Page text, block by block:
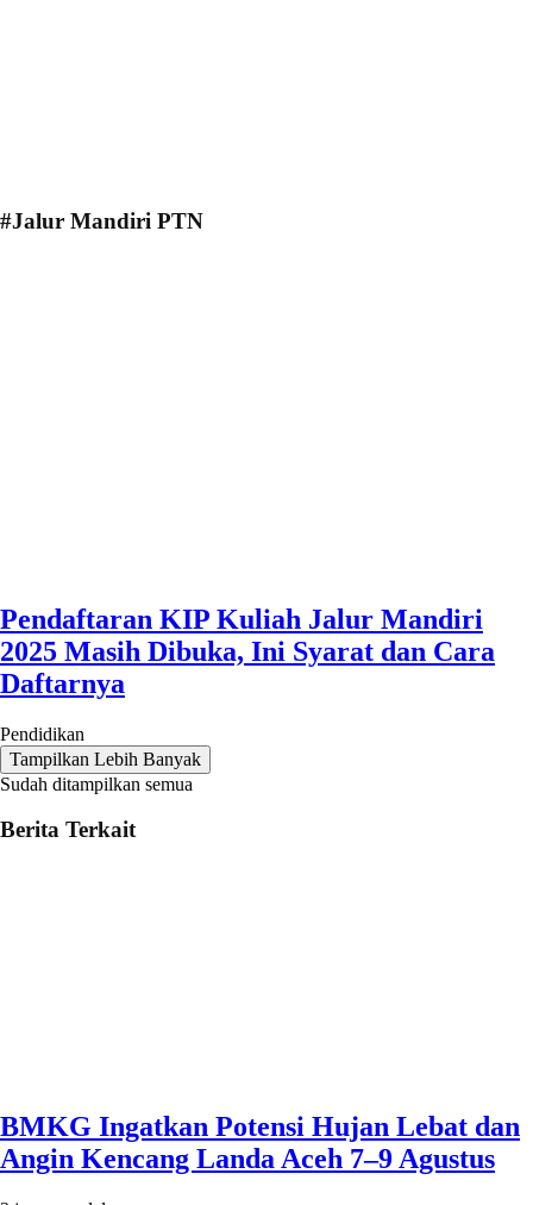
#Jalur Mandiri PTN
Pendaftaran KIP Kuliah Jalur Mandiri
2025 Masih Dibuka, Ini Syarat dan Cara
Daftarnya
Pendidikan
Tampilkan Lebih Banyak
Sudah ditampilkan semua
Berita Terkait
BMKG Ingatkan Potensi Hujan Lebat dan
Angin Kencang Landa Aceh 7–9 Agustus